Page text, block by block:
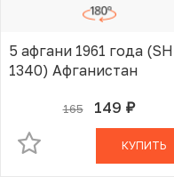
5 афгани 1961 года (SH
1340) Афганистан
165 149 руб.
В КОРЗИНЕ
КУПИТЬ